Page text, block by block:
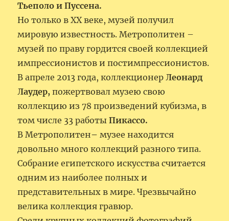
Тьеполо и Пуссена.
Но только в XX веке, музей получил
мировую известность. Метрополитен –
музей по праву гордится своей коллекцией
импрессионистов и постимпрессионистов.
В апреле 2013 года, коллекционерЛеонард
Лаудер, пожертвовал музею свою
коллекцию из 78 произведений кубизма, в
том числе 33 работы Пикассо.
В Метрополитен–музее находится
довольно много коллекций разного типа.
Собрание египетского искусства считается
одним из наиболее полных и
представительных в мире. Чрезвычайно
велика коллекция гравюр.